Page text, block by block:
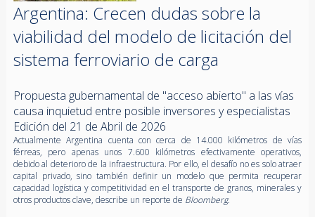
Argentina: Crecen dudas sobre la
viabilidad del modelo de licitación del
sistema ferroviario de carga
Propuesta gubernamental de "acceso abierto" a las vías
causa inquietud entre posible inversores y especialistas
Edición del 21 de Abril de 2026
Actualmente Argentina cuenta con cerca de 14.000 kilómetros de vías
férreas, pero apenas unos 7.600 kilómetros efectivamente operativos,
debido al deterioro de la infraestructura. Por ello, el desafío no es solo atraer
capital privado, sino también definir un modelo que permita recuperar
capacidad logística y competitividad en el transporte de granos, minerales y
otros productos clave, describe un reporte de Bloomberg.